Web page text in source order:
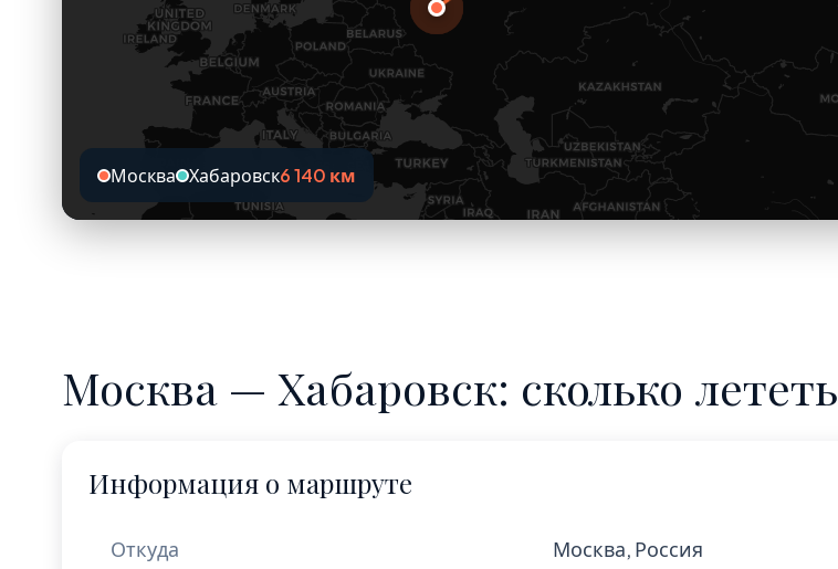
Москва Хабаровск6 140 км
Москва — Хабаровск: сколько лететь
Информация о маршруте
Откуда Москва, Россия